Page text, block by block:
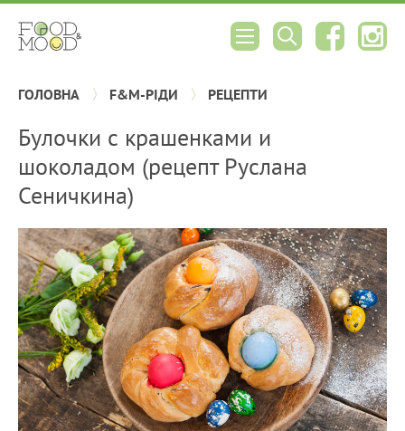
ГОЛОВНА F&M-РІДИ РЕЦЕПТИ
Булочки с крашенками и
шоколадом (рецепт Руслана
Сеничкина)